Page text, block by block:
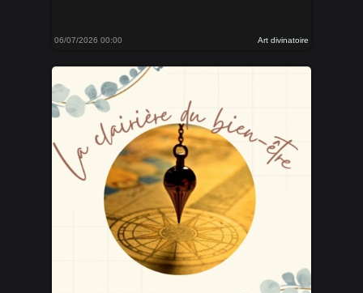
06/07/2026 00:00 Art divinatoire